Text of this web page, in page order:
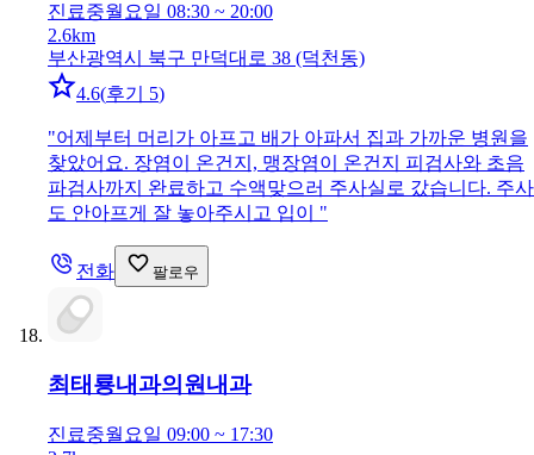
진료중월요일 08:30 ~ 20:00
2.6km
부산광역시 북구 만덕대로 38 (덕천동)
4.6(후기 5)
"어제부터 머리가 아프고 배가 아파서 집과 가까운 병원을
찾았어요. 장염이 온건지, 맹장염이 온건지 피검사와 초음
파검사까지 완료하고 수액맞으러 주사실로 갔습니다. 주사
도 안아프게 잘 놓아주시고 입이 "
전화 팔로우
최태룡내과의원 내과
진료중월요일 09:00 ~ 17:30